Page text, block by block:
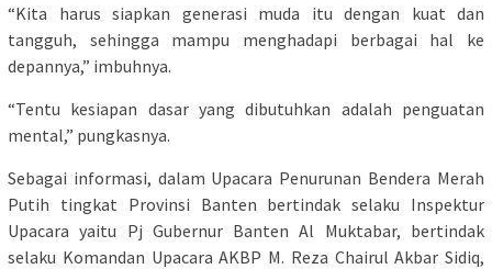
“Kita harus siapkan generasi muda itu dengan kuat dan
tangguh, sehingga mampu menghadapi berbagai hal ke
depannya,” imbuhnya.
“Tentu kesiapan dasar yang dibutuhkan adalah penguatan
mental,” pungkasnya.
Sebagai informasi, dalam Upacara Penurunan Bendera Merah
Putih tingkat Provinsi Banten bertindak selaku Inspektur
Upacara yaitu Pj Gubernur Banten Al Muktabar, bertindak
selaku Komandan Upacara AKBP M. Reza Chairul Akbar Sidiq,